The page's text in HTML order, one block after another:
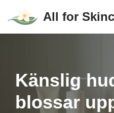
Hoppa
All for
Känslig
blossar